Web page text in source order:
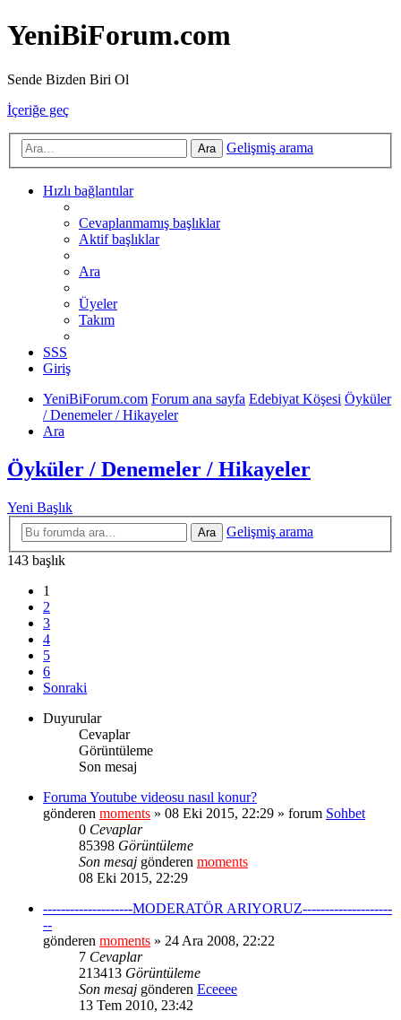
YeniBiForum.com
Sende Bizden Biri Ol
İçeriğe geç
Ara Gelişmiş arama
Hızlı bağlantılar
Cevaplanmamış başlıklar
Aktif başlıklar
Ara
Üyeler
Takım
SSS
Giriş
YeniBiForum.com Forum ana sayfa Edebiyat Köşesi Öyküler
/ Denemeler / Hikayeler
Ara
Öyküler / Denemeler / Hikayeler
Yeni Başlık
Ara
Gelişmiş arama
143 başlık
1
2
3
4
5
6
Sonraki
Duyurular
Cevaplar
Görüntüleme
Son mesaj
Foruma Youtube videosu nasıl konur?
gönderen moments » 08 Eki 2015, 22:29 » forum Sohbet
0 Cevaplar
85398 Görüntüleme
Son mesaj gönderen moments
08 Eki 2015, 22:29
--------------------MODERATÖR ARIYORUZ--------------------
--
gönderen moments » 24 Ara 2008, 22:22
7 Cevaplar
213413 Görüntüleme
Son mesaj gönderen Eceeee
13 Tem 2010, 23:42